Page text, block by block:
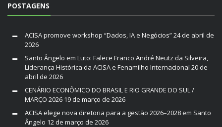
POSTAGENS
ACISA promove workshop “Dados, IA e Negócios”24 de abril de
2026
Santo Ângelo em Luto: Falece Franco André Neutz da Silveira,
Liderança Histórica da ACISA e Fenamilho Internacional 20 de
abril de 2026
CENÁRIO ECONÔMICO DO BRASIL E RIO GRANDE DO SUL /
MARÇO 2026 19 de março de 2026
ACISA elege nova diretoria para a gestão 2026–2028 em Santo
Ângelo 12 de março de 2026